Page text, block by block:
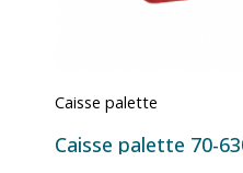
Caisse palette